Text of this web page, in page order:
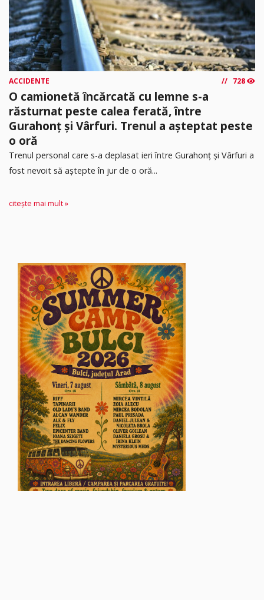
ACCIDENTE 728
O camionetă încărcată cu lemne s-a
răsturnat peste calea ferată, între
Gurahonț și Vârfuri. Trenul a așteptat peste
o oră
Trenul personal care s-a deplasat ieri între Gurahonț și Vârfuri a
fost nevoit să aștepte în jur de o oră...
citește mai mult »